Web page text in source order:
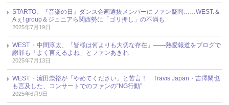
STARTO、『音楽の日』ダンス企画選抜メンバーにファン疑問……WEST.＆
Aぇ! group＆ジュニアら関西勢に「ゴリ押し」の不満も
2025年7月19日
WEST.・中間淳太、「皆様は何よりも大切な存在」――熱愛報道をブログで
謝罪も「よく言えるよね」とファンあきれ
2025年7月13日
WEST.・濵田崇裕が「やめてください」と苦言！ Travis Japan・吉澤閑也
も言及した、コンサートでのファンの“NG行動”
2025年6月9日